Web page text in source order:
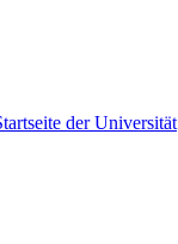
der Universität